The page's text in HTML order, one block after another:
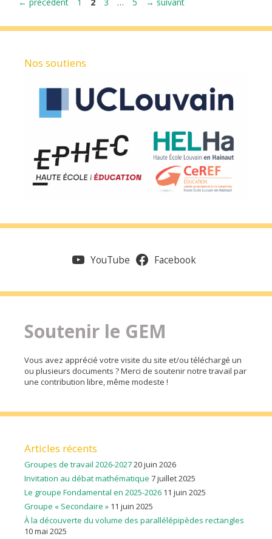
← précédent 1 2 3 … 5 → suivant
Nos soutiens
YouTube Facebook
Soutenir le GEM
Vous avez apprécié votre visite du site et/ou téléchargé un
ou plusieurs documents ? Merci de soutenir notre travail par
une contribution libre, même modeste !
Articles récents
Groupes de travail 2026-202720 juin 2026
Invitation au débat mathématique 7 juillet 2025
Le groupe Fondamental en 2025-2026 11 juin 2025
Groupe « Secondaire » 11 juin 2025
À la découverte du volume des parallélépipèdes rectangles
10 mai 2025